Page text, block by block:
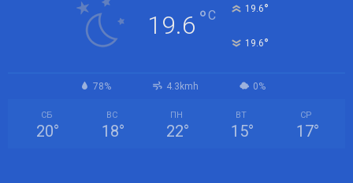
19.6 °C 19.6°
19.6°
78% 4.3kmh 0%
СБ
20°
ВС
18°
ПН
22°
ВТ
15°
СР
17°